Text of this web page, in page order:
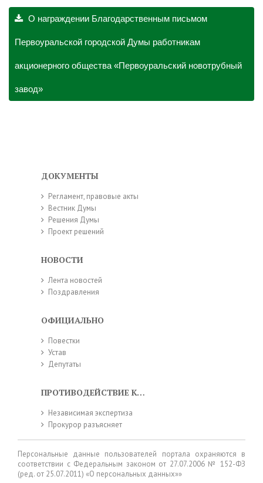
О награждении Благодарственным письмом
Первоуральской городской Думы работникам
акционерного общества «Первоуральский новотрубный
завод»
ДОКУМЕНТЫ
Регламент, правовые акты
Вестник Думы
Решения Думы
Проект решений
НОВОСТИ
Лента новостей
Поздравления
ОФИЦИАЛЬНО
Повестки
Устав
Депутаты
ПРОТИВОДЕЙСТВИЕ КОРРУПЦИИ
Независимая экспертиза
Прокурор разъясняет
Персональные данные пользователей портала охраняются в
соответствии с Федеральным законом от 27.07.2006 № 152-ФЗ
(ред. от 25.07.2011) «О персональных данных»»